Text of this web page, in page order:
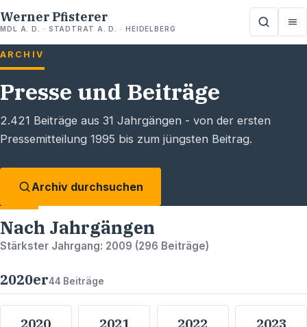
Werner Pfisterer
MDL A. D. · STADTRAT A. D. · HEIDELBERG
ARCHIV
Presse und Beiträge
2.421 Beiträge aus 31 Jahrgängen - von der ersten
Pressemitteilung 1995 bis zum jüngsten Beitrag.
Archiv durchsuchen
Nach Jahrgängen
Stärkster Jahrgang: 2009 (296 Beiträge)
2020er44 Beiträge